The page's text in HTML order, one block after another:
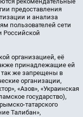
предоставления
и анализа
пользователей сети
Российской
организацией, её
принадлежащие ей
так же запрещены в
организации,
«Азов», «Украинская
государство),
татарского
Талибан»,